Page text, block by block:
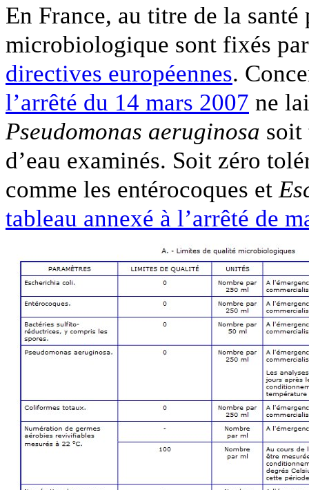
En France, au titre de la
microbiologique sont fixés
directives européennes.
l’arrêté du 14 mars 2007 ne
Pseudomonas aeruginosa soit
d’eau examinés. Soit zéro
comme les entérocoques et
tableau annexé à l’arrêté de